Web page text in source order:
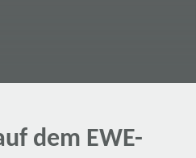
dem EWE-